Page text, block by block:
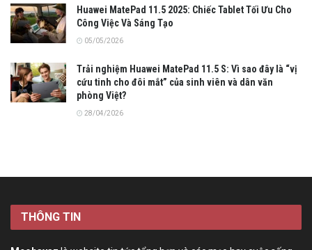
Huawei MatePad 11.5 2025: Chiếc Tablet Tối Ưu Cho
Công Việc Và Sáng Tạo
05/05/2026
Trải nghiệm Huawei MatePad 11.5 S: Vì sao đây là “vị
cứu tinh cho đôi mắt” của sinh viên và dân văn
phòng Việt?
28/04/2026
THÔNG TIN